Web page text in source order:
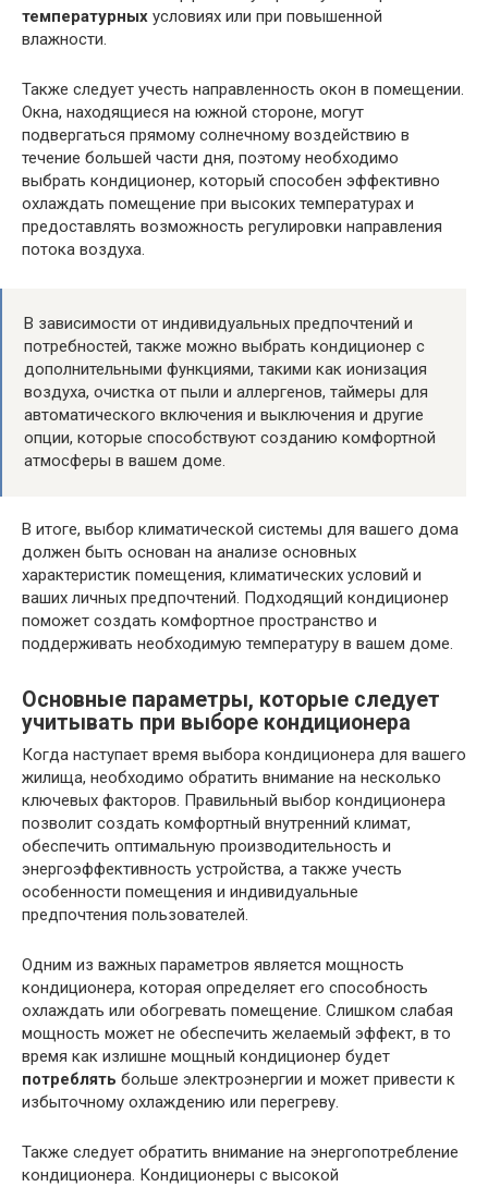
температурных условиях или при повышенной
влажности.
Также следует учесть направленность окон в помещении.
Окна, находящиеся на южной стороне, могут
подвергаться прямому солнечному воздействию в
течение большей части дня, поэтому необходимо
выбрать кондиционер, который способен эффективно
охлаждать помещение при высоких температурах и
предоставлять возможность регулировки направления
потока воздуха.
В зависимости от индивидуальных предпочтений и
потребностей, также можно выбрать кондиционер с
дополнительными функциями, такими как ионизация
воздуха, очистка от пыли и аллергенов, таймеры для
автоматического включения и выключения и другие
опции, которые способствуют созданию комфортной
атмосферы в вашем доме.
В итоге, выбор климатической системы для вашего дома
должен быть основан на анализе основных
характеристик помещения, климатических условий и
ваших личных предпочтений. Подходящий кондиционер
поможет создать комфортное пространство и
поддерживать необходимую температуру в вашем доме.
Основные параметры, которые следует
учитывать при выборе кондиционера
Когда наступает время выбора кондиционера для вашего
жилища, необходимо обратить внимание на несколько
ключевых факторов. Правильный выбор кондиционера
позволит создать комфортный внутренний климат,
обеспечить оптимальную производительность и
энергоэффективность устройства, а также учесть
особенности помещения и индивидуальные
предпочтения пользователей.
Одним из важных параметров является мощность
кондиционера, которая определяет его способность
охлаждать или обогревать помещение. Слишком слабая
мощность может не обеспечить желаемый эффект, в то
время как излишне мощный кондиционер будет
потреблять больше электроэнергии и может привести к
избыточному охлаждению или перегреву.
Также следует обратить внимание на энергопотребление
кондиционера. Кондиционеры с высокой